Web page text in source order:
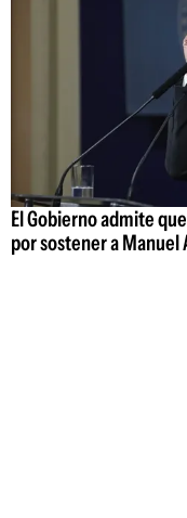
El Gobierno admite
por sostener a Manuel